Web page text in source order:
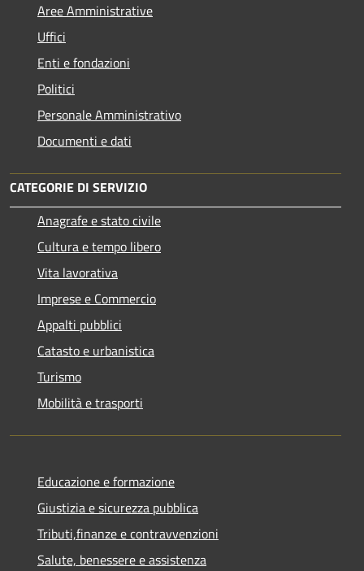
Aree Amministrative
Uffici
Enti e fondazioni
Politici
Personale Amministrativo
Documenti e dati
CATEGORIE DI SERVIZIO
Anagrafe e stato civile
Cultura e tempo libero
Vita lavorativa
Imprese e Commercio
Appalti pubblici
Catasto e urbanistica
Turismo
Mobilità e trasporti
Educazione e formazione
Giustizia e sicurezza pubblica
Tributi,finanze e contravvenzioni
Salute, benessere e assistenza